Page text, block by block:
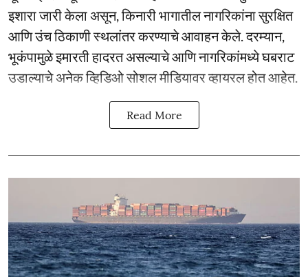
इशारा जारी केला असून, किनारी भागातील नागरिकांना सुरक्षित
आणि उंच ठिकाणी स्थलांतर करण्याचे आवाहन केले. दरम्यान,
भूकंपामुळे इमारती हादरत असल्याचे आणि नागरिकांमध्ये घबराट
उडाल्याचे अनेक व्हिडिओ सोशल मीडियावर व्हायरल होत आहेत.
Read More